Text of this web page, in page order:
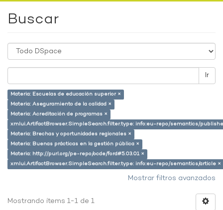
Buscar
Ir
Materia: Escuelas de educación superior ×
Materia: Aseguramiento de la calidad ×
Materia: Acreditación de programas ×
xmlui.ArtifactBrowser.SimpleSearch.filter.type: info:eu-repo/semantics/
Materia: Brechas y oportunidades regionales ×
Materia: Buenas prácticas en la gestión pública ×
Materia: http://purl.org/pe-repo/ocde/ford#5.03.01 ×
xmlui.ArtifactBrowser.SimpleSearch.filter.type: info:eu-repo/semantics/article ×
Mostrar filtros avanzados
Mostrando ítems 1-1 de 1